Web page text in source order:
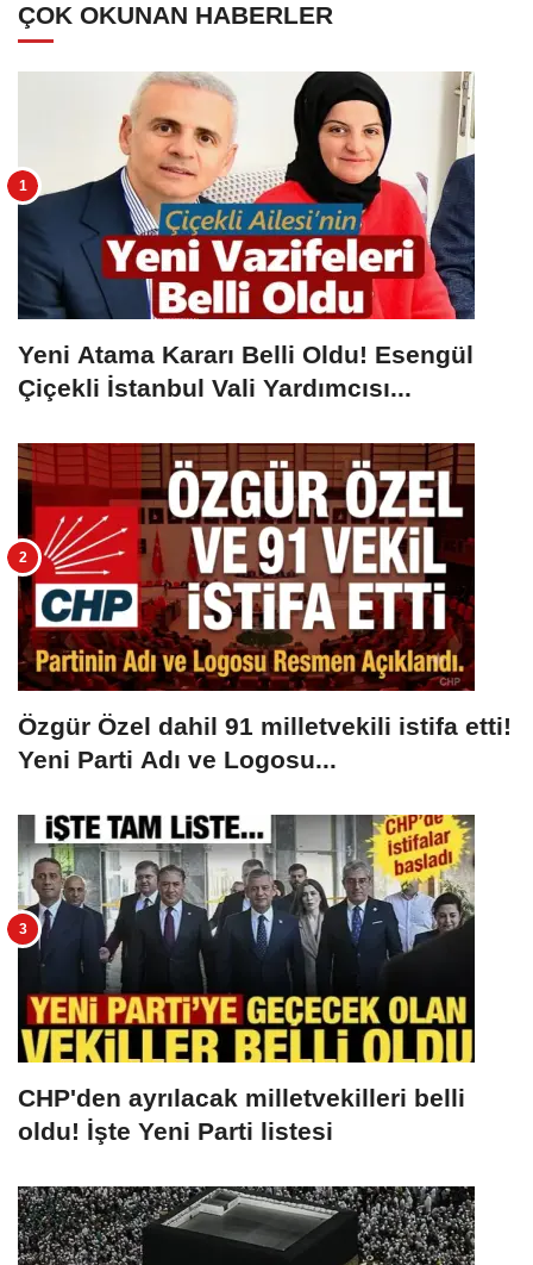
ÇOK OKUNAN HABERLER
Yeni Atama Kararı Belli Oldu! Esengül
Çiçekli İstanbul Vali Yardımcısı...
Özgür Özel dahil 91 milletvekili istifa etti!
Yeni Parti Adı ve Logosu...
CHP'den ayrılacak milletvekilleri belli
oldu! İşte Yeni Parti listesi